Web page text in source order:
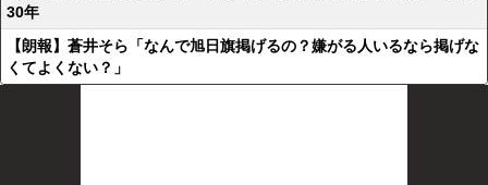
30年
【朗報】蒼井そら「なんで旭日旗掲げるの？嫌がる人いるなら掲げな
くてよくない？」